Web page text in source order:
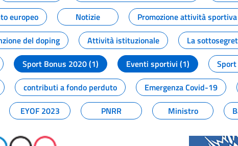
europeo Notizie Promozione attività sportiva
del doping Attività istituzionale La
Sport Bonus 2020 (1) Eventi sportivi (1)
contributi a fondo perduto Emergenza Covid-19
EYOF 2023 PNRR Ministro